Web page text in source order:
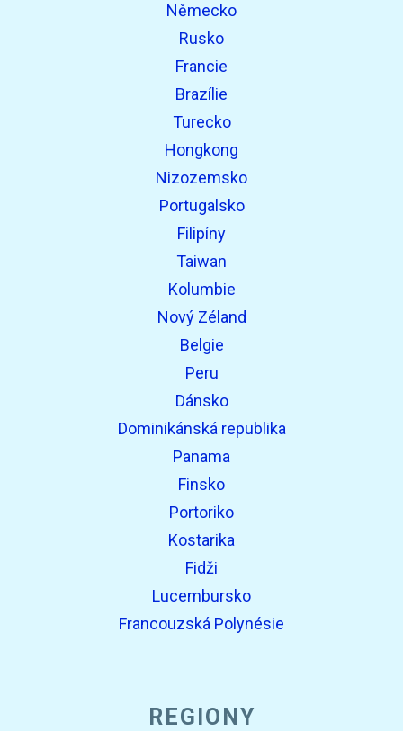
Německo
Rusko
Francie
Brazílie
Turecko
Hongkong
Nizozemsko
Portugalsko
Filipíny
Taiwan
Kolumbie
Nový Zéland
Belgie
Peru
Dánsko
Dominikánská republika
Panama
Finsko
Portoriko
Kostarika
Fidži
Lucembursko
Francouzská Polynésie
REGIONY